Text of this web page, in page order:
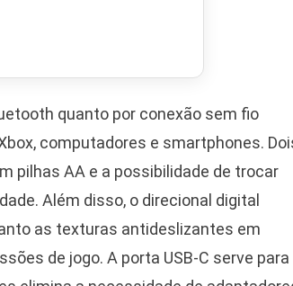
quanto por conexão sem fio
computadores e smartphones.
pilhas AA e a possibilidade de trocar
Além disso, o direcional digital
as texturas antideslizantes em
de jogo. A porta USB-C serve para